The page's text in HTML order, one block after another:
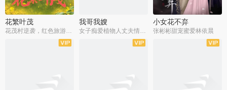
花繁叶茂
花茂村逆袭，红色旅游出圈
我哥我嫂
女子痴爱植物人丈夫情定一生
小女花不弃
张彬彬甜宠蜜爱林依晨